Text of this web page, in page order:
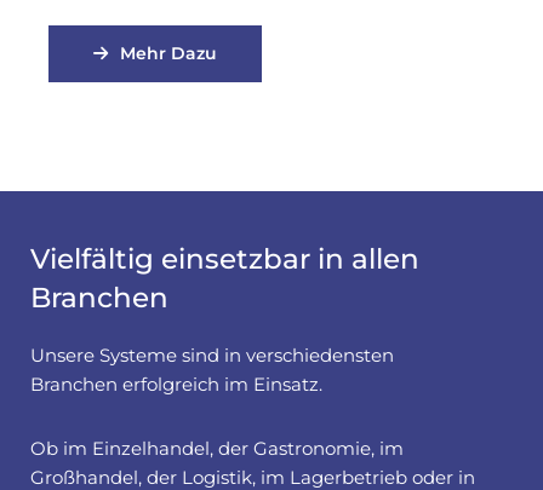
Mehr Dazu
Vielfältig einsetzbar in allen
Branchen
Unsere Systeme sind in verschiedensten
Branchen erfolgreich im Einsatz.
Ob im Einzelhandel, der Gastronomie, im
Großhandel, der Logistik, im Lagerbetrieb oder in